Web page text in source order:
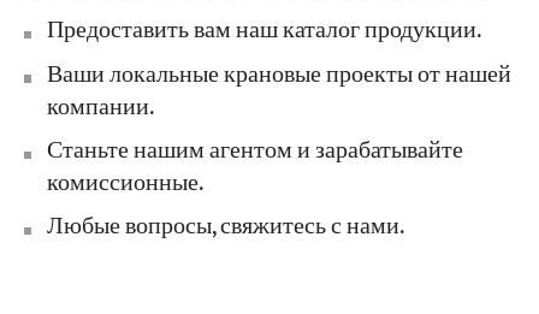
Предоставить вам наш каталог продукции.
Ваши локальные крановые проекты от нашей
компании.
Станьте нашим агентом и зарабатывайте
комиссионные.
Любые вопросы, свяжитесь с нами.